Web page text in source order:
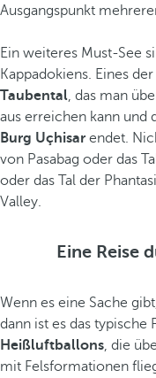
Ausgangspunkt
Ein weiteres Must-See
Kappadokiens. Eines
Taubental, das man
aus erreichen kann und
Burg Uçhisar endet.
von Pasabag oder das
oder das Tal der
Valley.
Eine Reise
Wenn es eine Sache
dann ist es das
Heißluftballons, die
mit Felsformationen